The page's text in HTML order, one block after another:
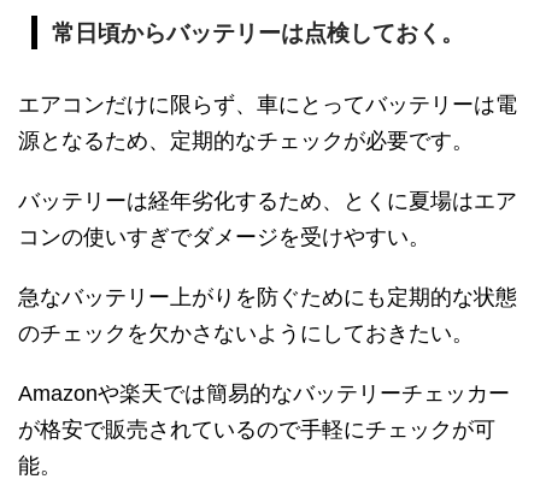
常日頃からバッテリーは点検しておく。
エアコンだけに限らず、車にとってバッテリーは電
源となるため、定期的なチェックが必要です。
バッテリーは経年劣化するため、とくに夏場はエア
コンの使いすぎでダメージを受けやすい。
急なバッテリー上がりを防ぐためにも定期的な状態
のチェックを欠かさないようにしておきたい。
Amazonや楽天では簡易的なバッテリーチェッカー
が格安で販売されているので手軽にチェックが可
能。